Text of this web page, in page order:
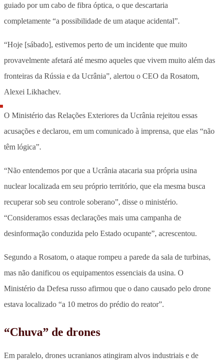
guiado por um cabo de fibra óptica, o que descartaria
completamente “a possibilidade de um ataque acidental”.
“Hoje [sábado], estivemos perto de um incidente que muito
provavelmente afetará até mesmo aqueles que vivem muito além das
fronteiras da Rússia e da Ucrânia”, alertou o CEO da Rosatom,
Alexei Likhachev.
O Ministério das Relações Exteriores da Ucrânia rejeitou essas
acusações e declarou, em um comunicado à imprensa, que elas “não
têm lógica”.
“Não entendemos por que a Ucrânia atacaria sua própria usina
nuclear localizada em seu próprio território, que ela mesma busca
recuperar sob seu controle soberano”, disse o ministério.
“Consideramos essas declarações mais uma campanha de
desinformação conduzida pelo Estado ocupante”, acrescentou.
Segundo a Rosatom, o ataque rompeu a parede da sala de turbinas,
mas não danificou os equipamentos essenciais da usina. O
Ministério da Defesa russo afirmou que o dano causado pelo drone
estava localizado “a 10 metros do prédio do reator”.
“Chuva” de drones
Em paralelo, drones ucranianos atingiram alvos industriais e de